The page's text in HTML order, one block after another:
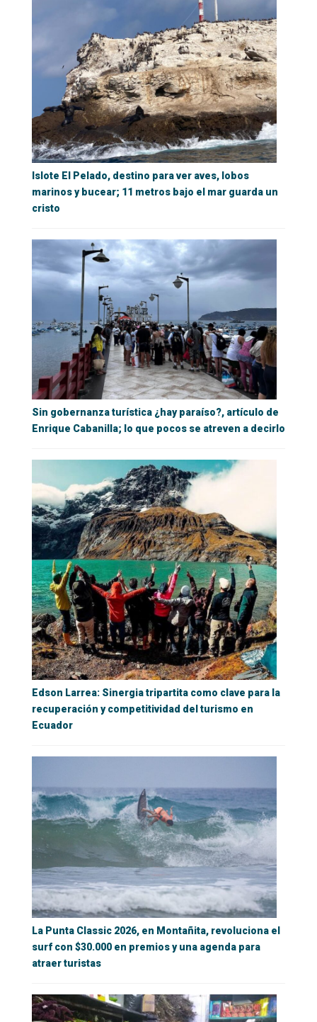
Islote El Pelado, destino para ver aves, lobos
marinos y bucear; 11 metros bajo el mar guarda un
cristo
Sin gobernanza turística ¿hay paraíso?, artículo de
Enrique Cabanilla; lo que pocos se atreven a decirlo
Edson Larrea: Sinergia tripartita como clave para la
recuperación y competitividad del turismo en
Ecuador
La Punta Classic 2026, en Montañita, revoluciona el
surf con $30.000 en premios y una agenda para
atraer turistas